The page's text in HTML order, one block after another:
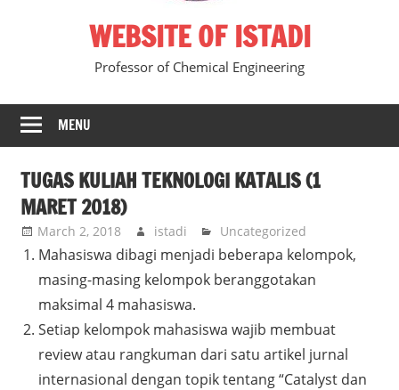
WEBSITE OF ISTADI
Professor of Chemical Engineering
MENU
TUGAS KULIAH TEKNOLOGI KATALIS (1
MARET 2018)
March 2, 2018 istadi Uncategorized
Mahasiswa dibagi menjadi beberapa kelompok,
masing-masing kelompok beranggotakan
maksimal 4 mahasiswa.
Setiap kelompok mahasiswa wajib membuat
review atau rangkuman dari satu artikel jurnal
internasional dengan topik tentang “Catalyst dan